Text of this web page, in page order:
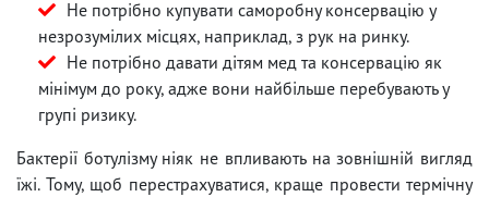
Не потрібно купувати саморобну консервацію у
незрозумілих місцях, наприклад, з рук на ринку.
Не потрібно давати дітям мед та консервацію як
мінімум до року, адже вони найбільше перебувають у
групі ризику.
Бактерії ботулізму ніяк не впливають на зовнішній вигляд
їжі. Тому, щоб перестрахуватися, краще провести термічну